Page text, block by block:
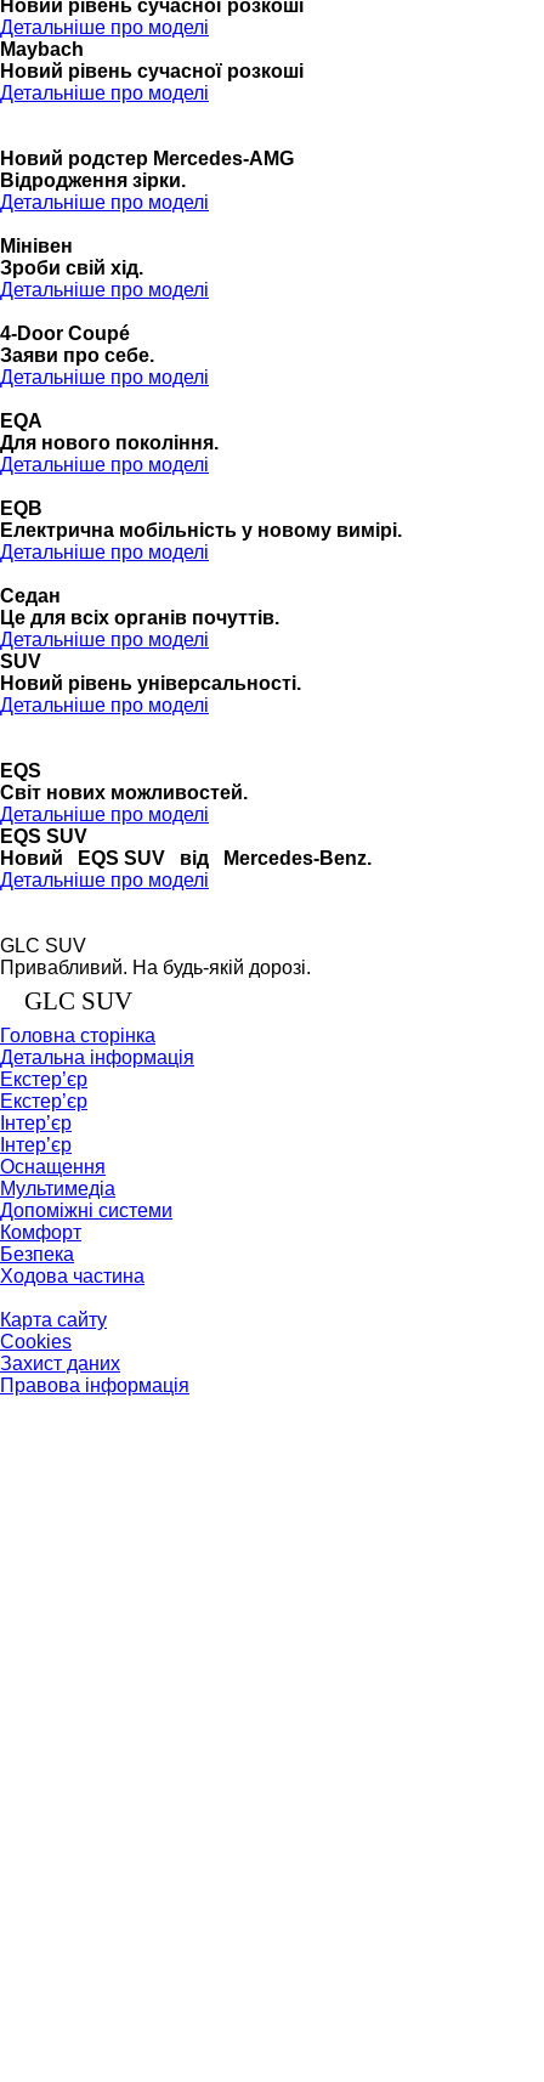
Новий рівень сучасної розкоші
Детальніше про моделі
Maybach
Новий рівень сучасної розкоші
Детальніше про моделі
Новий родстер Mercedes-AMG
Відродження зірки.
Детальніше про моделі
Мінівен
Зроби свій хід.
Детальніше про моделі
4-Door Coupé
Заяви про себе.
Детальніше про моделі
EQA
Для нового покоління.
Детальніше про моделі
EQB
Електрична мобільність у новому вимірі.
Детальніше про моделі
Седан
Це для всіх органів почуттів.
Детальніше про моделі
SUV
Новий рівень універсальності.
Детальніше про моделі
EQS
Cвіт нових можливостей.
Детальніше про моделі
EQS SUV
Новий EQS SUV від Mercedes-Benz.
Детальніше про моделі
GLC SUV
Привабливий. На будь-якій дорозі.
GLC SUV
Головна сторінка
Детальна інформація
Екстер’єр
Екстер’єр
Інтер’єр
Інтер’єр
Оснащення
Мультимедіа
Допоміжні системи
Комфорт
Безпека
Ходова частина
Карта сайту
Cookies
Захист даних
Правова інформація